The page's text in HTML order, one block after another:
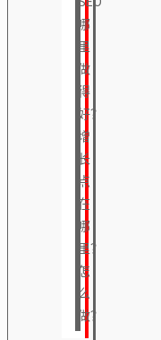
哪
里
做
得
好？
增
长
点
在
哪
里？
怎
么
做？